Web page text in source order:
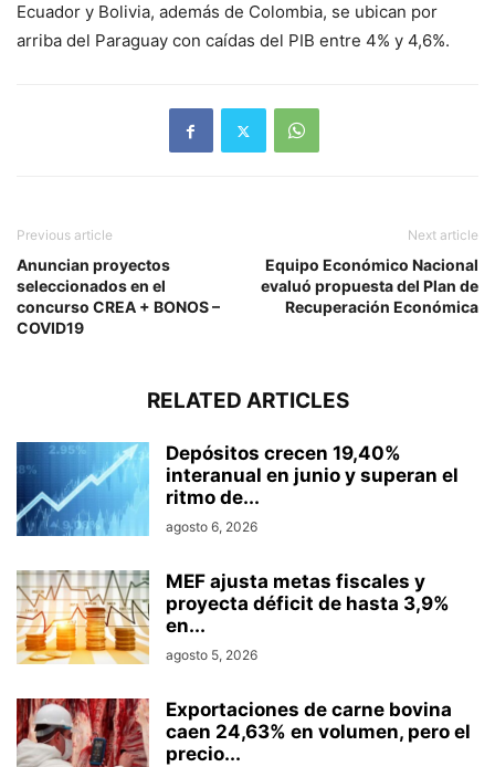
Ecuador y Bolivia, además de Colombia, se ubican por
arriba del Paraguay con caídas del PIB entre 4% y 4,6%.
Previous article
Anuncian proyectos
seleccionados en el
concurso CREA + BONOS –
COVID19
Next article
Equipo Económico Nacional
evaluó propuesta del Plan de
Recuperación Económica
RELATED ARTICLES
Depósitos crecen 19,40%
interanual en junio y superan el
ritmo de...
agosto 6, 2026
MEF ajusta metas fiscales y
proyecta déficit de hasta 3,9%
en...
agosto 5, 2026
Exportaciones de carne bovina
caen 24,63% en volumen, pero el
precio...